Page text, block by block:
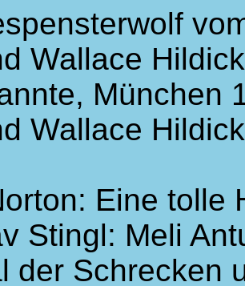
Wallace
München
Wallace
Eine tolle
Stingl: Meli
der Schrecken